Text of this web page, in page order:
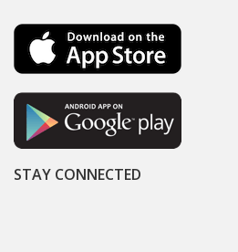
STAY CONNECTED